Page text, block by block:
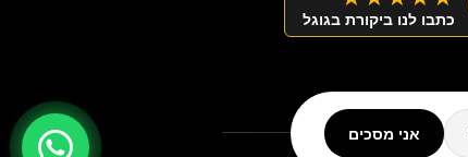
כתבו לנו ביקורת בגוגל
אני מסכים